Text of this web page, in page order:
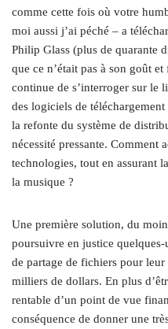
comme cette fois où votre
moi aussi j’ai péché – a
Philip Glass (plus de quarante
que ce n’était pas à son goût
continue de s’interroger sur le
des logiciels de téléchargement
la refonte du système de
nécessité pressante. Comment
technologies, tout en assurant
la musique ?
Une première solution, du
poursuivre en justice
de partage de fichiers pour
milliers de dollars. En plus
rentable d’un point de vue
conséquence de donner une